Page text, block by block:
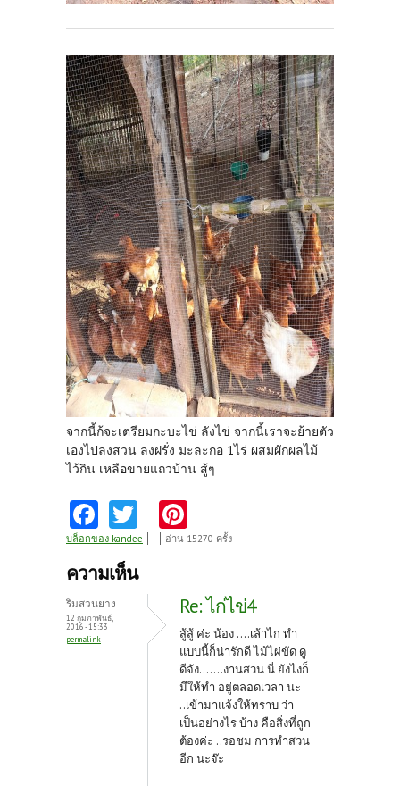
จากนี้ก้จะเตรียมกะบะไข่ ลังไข่ จากนี้เราจะย้ายตัว
เองไปลงสวน ลงฝรั่ง มะละกอ 1ไร่ ผสมผักผลไม้
ไว้กิน เหลือขายแถวบ้าน สู้ๆ
Fa
ce
b
o
o
k
w
itt
er
nt
es
t
บล็อกของ kandee อ่าน 15270 ครั้ง
ความเห็น
ริมสวนยาง
12 กุมภาพันธ์,
2016 - 15:33
permalink
Re: ไก่ไข่4
สู้สู้ ค่ะ น้อง ....เล้าไก่ ทำ
แบบนี้ก็น่ารักดี ไม้ไผ่ขัด ดู
ดีจัง.......งานสวน นี่ ยังไงก็
มีให้ทำ อยู่ตลอดเวลา นะ
..เข้ามาแจ้งให้ทราบ ว่า
เป็นอย่างไร บ้าง คือสิ่งที่ถูก
ต้องค่ะ ..รอชม การทำสวน
อีก นะจ๊ะ